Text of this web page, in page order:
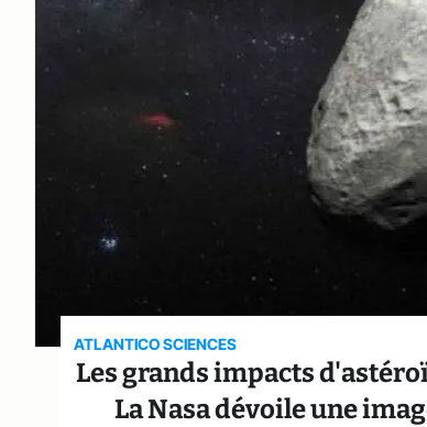
ATLANTICO SCIENCES
Les grands impacts
La Nasa dévoile une